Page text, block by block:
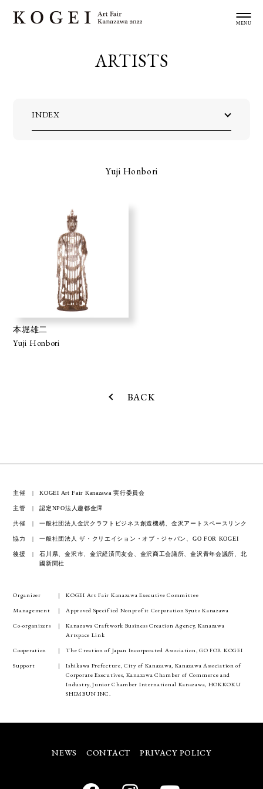
ARTISTS
INDEX
Yuji Honbori
本堀雄二
Yuji Honbori
BACK
主催 KOGEI Art Fair Kanazawa 実行委員会
主管 認定NPO法人趣都金澤
共催 一般社団法人金沢クラフトビジネス創造機構、金沢アートスペースリンク
協力 一般社団法人 ザ・クリエイション・オブ・ジャパン、GO FOR KOGEI
後援
石川県、金沢市、金沢経済同友会、金沢商工会議所、金沢青年会議所、北
國新聞社
Organizer
KOGEI Art Fair Kanazawa Executive Committee
Management
Approved Specified Nonprofit Corporation Syuto Kanazawa
Co-organizers
Kanazawa Craftwork Business Creation Agency, Kanazawa
Artspace Link
Cooperation
The Creation of Japan Incorporated Association, GO FOR KOGEI
Support
Ishikawa Prefecture, City of Kanazawa, Kanazawa Association of
Corporate Executives, Kanazawa Chamber of Commerce and
Industry, Junior Chamber International Kanazawa, HOKKOKU
SHIMBUN INC.
NEWS CONTACT PRIVACY POLICY